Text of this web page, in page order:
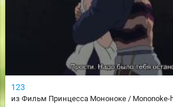
123
из Фильм Принцесса Мононоке / Mononoke-